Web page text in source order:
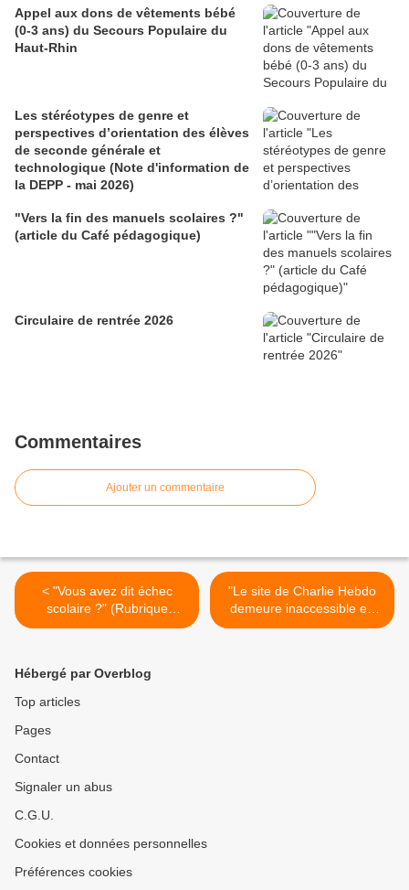
Appel aux dons de vêtements bébé
(0-3 ans) du Secours Populaire du
Haut-Rhin
Les stéréotypes de genre et
perspectives d’orientation des élèves
de seconde générale et
technologique (Note d'information de
la DEPP - mai 2026)
"Vers la fin des manuels scolaires ?"
(article du Café pédagogique)
Circulaire de rentrée 2026
Commentaires
Ajouter un commentaire
< "Vous avez dit échec
scolaire ?" (Rubrique
hebdomadaire Politis-
"Le site de Charlie Hebdo
demeure inaccessible en
raison de menaces de
Hébergé par Overblog
Top articles
Pages
Contact
Signaler un abus
C.G.U.
Cookies et données personnelles
Préférences cookies